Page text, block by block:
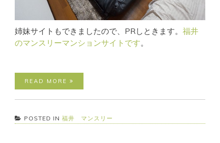
姉妹サイトもできましたので、PRしときます。 福井
のマンスリーマンションサイトです。
READ MORE
POSTED IN 福井 マンスリー